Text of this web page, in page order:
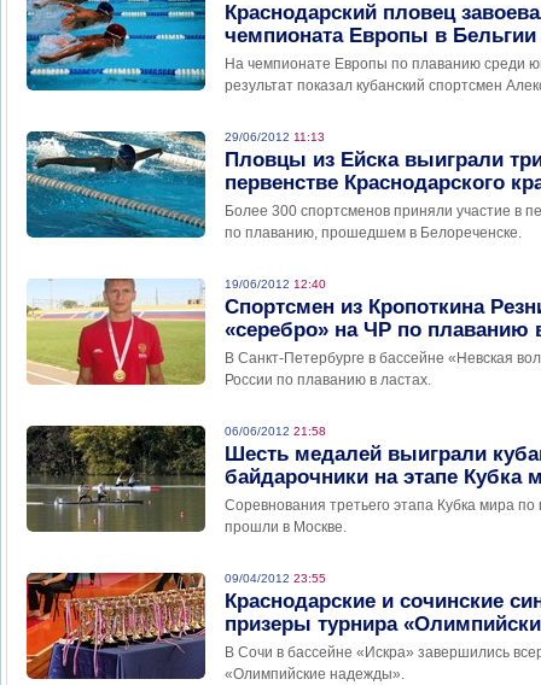
Краснодарский пловец
чемпионата Европы в Бельгии
На чемпионате Европы по плаванию среди
результат показал кубанский спортсмен
29/06/2012 11:13
Пловцы из Ейска выиграли
первенстве Краснодарского
Более 300 спортсменов приняли участие в
по плаванию, прошедшем в Белореченске.
19/06/2012 12:40
Спортсмен из Кропоткина
«серебро» на ЧР по плаванию
В Санкт-Петербурге в бассейне «Невская
России по плаванию в ластах.
06/06/2012 21:58
Шесть медалей выиграли
байдарочники на этапе Кубка
Соревнования третьего этапа Кубка мира по
прошли в Москве.
09/04/2012 23:55
Краснодарские и сочинские
призеры турнира
В Сочи в бассейне «Искра» завершились
«Олимпийские надежды».